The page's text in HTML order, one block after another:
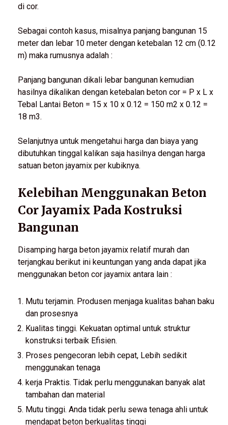
di cor.
Sebagai contoh kasus, misalnya panjang bangunan 15
meter dan lebar 10 meter dengan ketebalan 12 cm (0.12
m) maka rumusnya adalah :
Panjang bangunan dikali lebar bangunan kemudian
hasilnya dikalikan dengan ketebalan beton cor = P x L x
Tebal Lantai Beton = 15 x 10 x 0.12 = 150 m2 x 0.12 =
18 m3.
Selanjutnya untuk mengetahui harga dan biaya yang
dibutuhkan tinggal kalikan saja hasilnya dengan harga
satuan beton jayamix per kubiknya.
Kelebihan Menggunakan Beton
Cor Jayamix Pada Kostruksi
Bangunan
Disamping harga beton jayamix relatif murah dan
terjangkau berikut ini keuntungan yang anda dapat jika
menggunakan beton cor jayamix antara lain :
Mutu terjamin. Produsen menjaga kualitas bahan baku
dan prosesnya
Kualitas tinggi. Kekuatan optimal untuk struktur
konstruksi terbaik Efisien.
Proses pengecoran lebih cepat, Lebih sedikit
menggunakan tenaga
kerja Praktis. Tidak perlu menggunakan banyak alat
tambahan dan material
Mutu tinggi. Anda tidak perlu sewa tenaga ahli untuk
mendapat beton berkualitas tinggi